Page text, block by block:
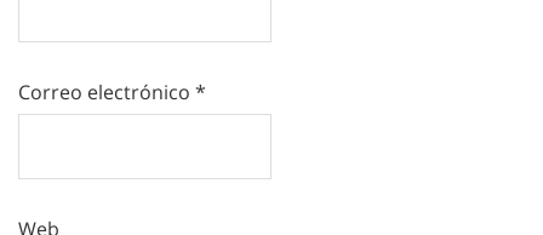
Correo electrónico *
Web